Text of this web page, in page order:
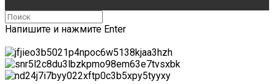
Напишите и нажмите Enter